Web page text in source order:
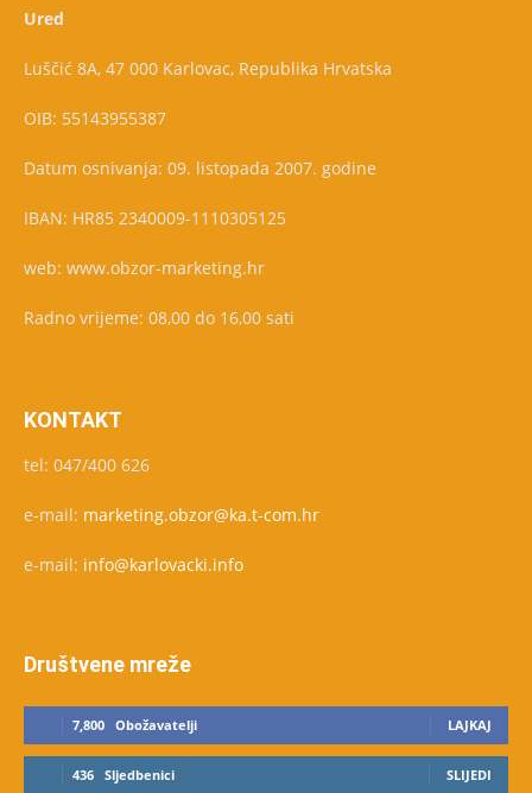
Ured
Luščić 8A, 47 000 Karlovac, Republika Hrvatska
OIB: 55143955387
Datum osnivanja: 09. listopada 2007. godine
IBAN: HR85 2340009-1110305125
web: www.obzor-marketing.hr
Radno vrijeme: 08,00 do 16,00 sati
KONTAKT
tel: 047/400 626
e-mail: marketing.obzor@ka.t-com.hr
e-mail: info@karlovacki.info
Društvene mreže
7,800 Obožavatelji LAJKAJ
436 Sljedbenici SLIJEDI